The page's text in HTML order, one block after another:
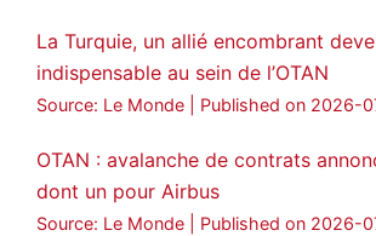
La Turquie, un allié encombrant
indispensable au sein de l’OTAN
Source: Le Monde Published on 2026-
OTAN : avalanche de contrats
dont un pour Airbus
Source: Le Monde Published on 2026-